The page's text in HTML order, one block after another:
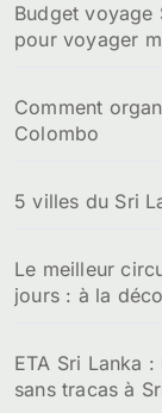
Budget voyage
pour voyager
Comment
Colombo
5 villes du Sri
Le meilleur
jours : à la
ETA Sri Lanka
sans tracas à